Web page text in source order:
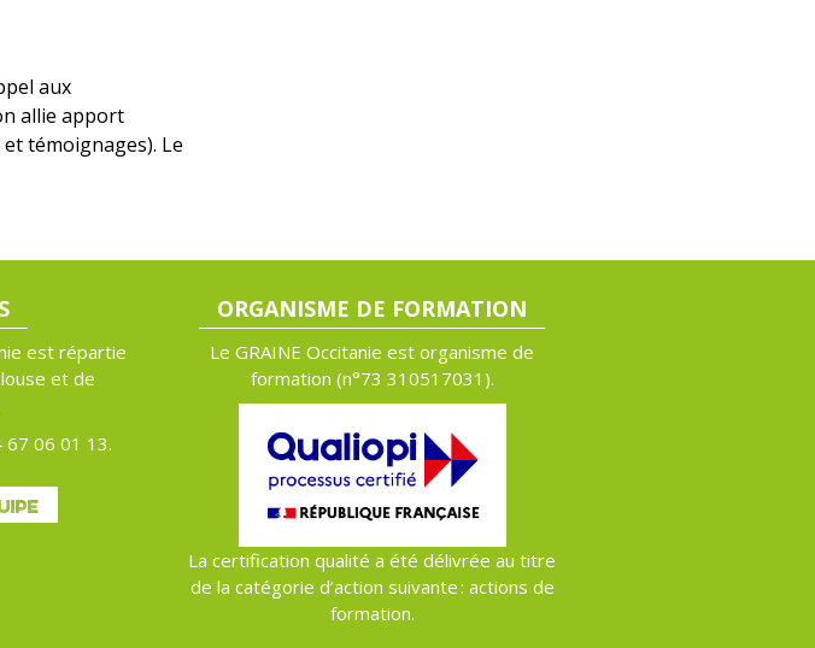
aux
allie apport
témoignages). Le
est répartie
et de
67 06 01 13.
ORGANISME DE FORMATION
Le GRAINE Occitanie est organisme de
formation (n°73 310517031).
La certification qualité a été délivrée au titre
de la catégorie d’action suivante : actions de
formation.